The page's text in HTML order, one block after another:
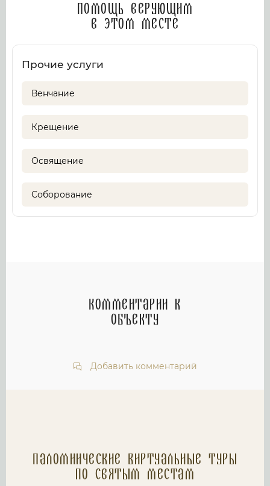
Помощь верующим
в этом месте
Прочие услуги
Венчание
Крещение
Освящение
Соборование
Комментарии к
объекту
Добавить комментарий
Паломнические Виртуальные туры
по святым местам